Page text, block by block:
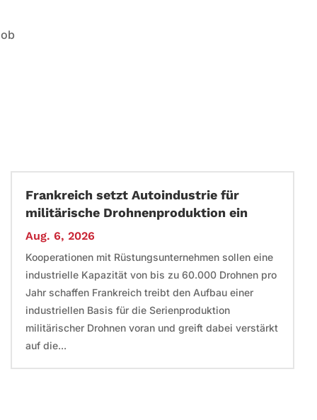
Frankreich setzt Autoindustrie für
militärische Drohnenproduktion ein
Aug. 6, 2026
Kooperationen mit Rüstungsunternehmen sollen eine
industrielle Kapazität von bis zu 60.000 Drohnen pro
Jahr schaffen Frankreich treibt den Aufbau einer
industriellen Basis für die Serienproduktion
militärischer Drohnen voran und greift dabei verstärkt
auf die...